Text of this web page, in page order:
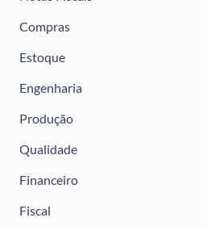
Compras
Estoque
Engenharia
Produção
Qualidade
Financeiro
Fiscal